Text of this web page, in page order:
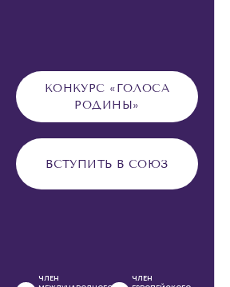
КОНКУРС «ГОЛОСА
РОДИНЫ»
ВСТУПИТЬ В СОЮЗ
ЧЛЕН
ЧЛЕН